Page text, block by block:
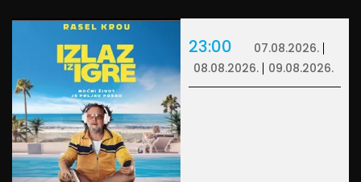
23:00
07.08.2026.
08.08.2026.
09.08.2026.